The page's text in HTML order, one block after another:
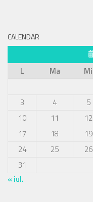
CALENDAR
L
Ma Mi
3
4 5
10
11 12
17
18 19
24
25 26
31
« iul.